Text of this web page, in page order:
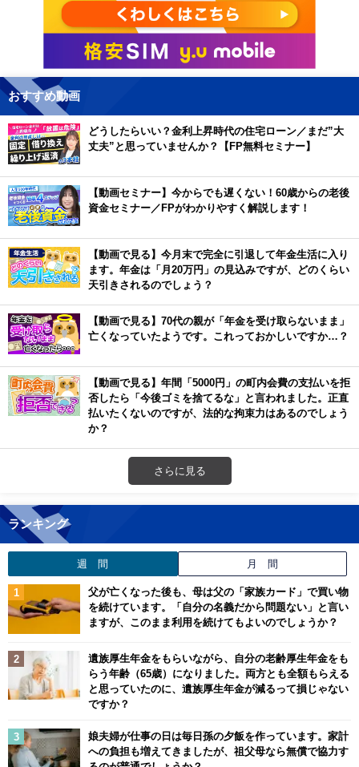
おすすめ動画
どうしたらいい？金利上昇時代の住宅ローン／まだ”大
丈夫”と思っていませんか？【FP無料セミナー】
【動画セミナー】今からでも遅くない！60歳からの老後
資金セミナー／FPがわかりやすく解説します！
【動画で見る】今月末で完全に引退して年金生活に入り
ます。年金は「月20万円」の見込みですが、どのくらい
天引きされるのでしょう？
【動画で見る】70代の親が「年金を受け取らないまま」
亡くなっていたようです。これっておかしいですか…？
【動画で見る】年間「5000円」の町内会費の支払いを拒
否したら「今後ゴミを捨てるな」と言われました。正直
払いたくないのですが、法的な拘束力はあるのでしょう
か？
さらに見る
ランキング
週 間 月 間
父が亡くなった後も、母は父の「家族カード」で買い物
を続けています。「自分の名義だから問題ない」と言い
ますが、このまま利用を続けてもよいのでしょうか？
遺族厚生年金をもらいながら、自分の老齢厚生年金をも
らう年齢（65歳）になりました。両方とも全額もらえる
と思っていたのに、遺族厚生年金が減るって損じゃない
ですか？
娘夫婦が仕事の日は毎日孫の夕飯を作っています。家計
への負担も増えてきましたが、祖父母なら無償で協力す